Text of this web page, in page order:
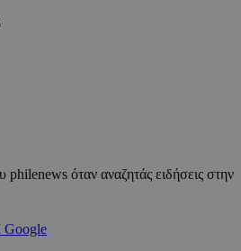
philenews όταν αναζητάς ειδήσεις στην
Google